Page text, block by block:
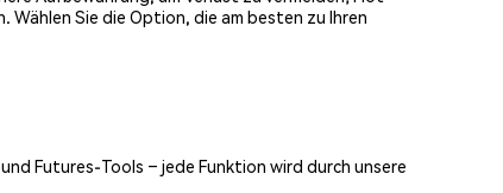
Sie die Option, die am besten zu Ihren
Futures-Tools – jede Funktion wird durch unsere